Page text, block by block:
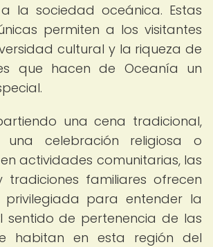
la sociedad oceánica. Estas
permiten a los visitantes
cultural y la riqueza de
que hacen de Oceanía un
una cena tradicional,
una celebración religiosa o
actividades comunitarias, las
tradiciones familiares ofrecen
para entender la
sentido de pertenencia de las
habitan en esta región del